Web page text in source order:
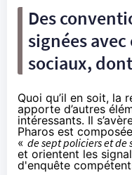
Des
signées
sociaux,
Quoi qu’il en soit, la
apporte d’autres
intéressants. Il
Pharos est
« de sept policiers et de
et orientent les
d'enquête